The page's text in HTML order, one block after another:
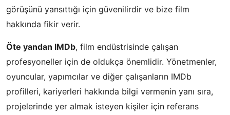
görüşünü yansıttığı için güvenilirdir ve bize film
hakkında fikir verir.
Öte yandan IMDb, film endüstrisinde çalışan
profesyoneller için de oldukça önemlidir. Yönetmenler,
oyuncular, yapımcılar ve diğer çalışanların IMDb
profilleri, kariyerleri hakkında bilgi vermenin yanı sıra,
projelerinde yer almak isteyen kişiler için referans